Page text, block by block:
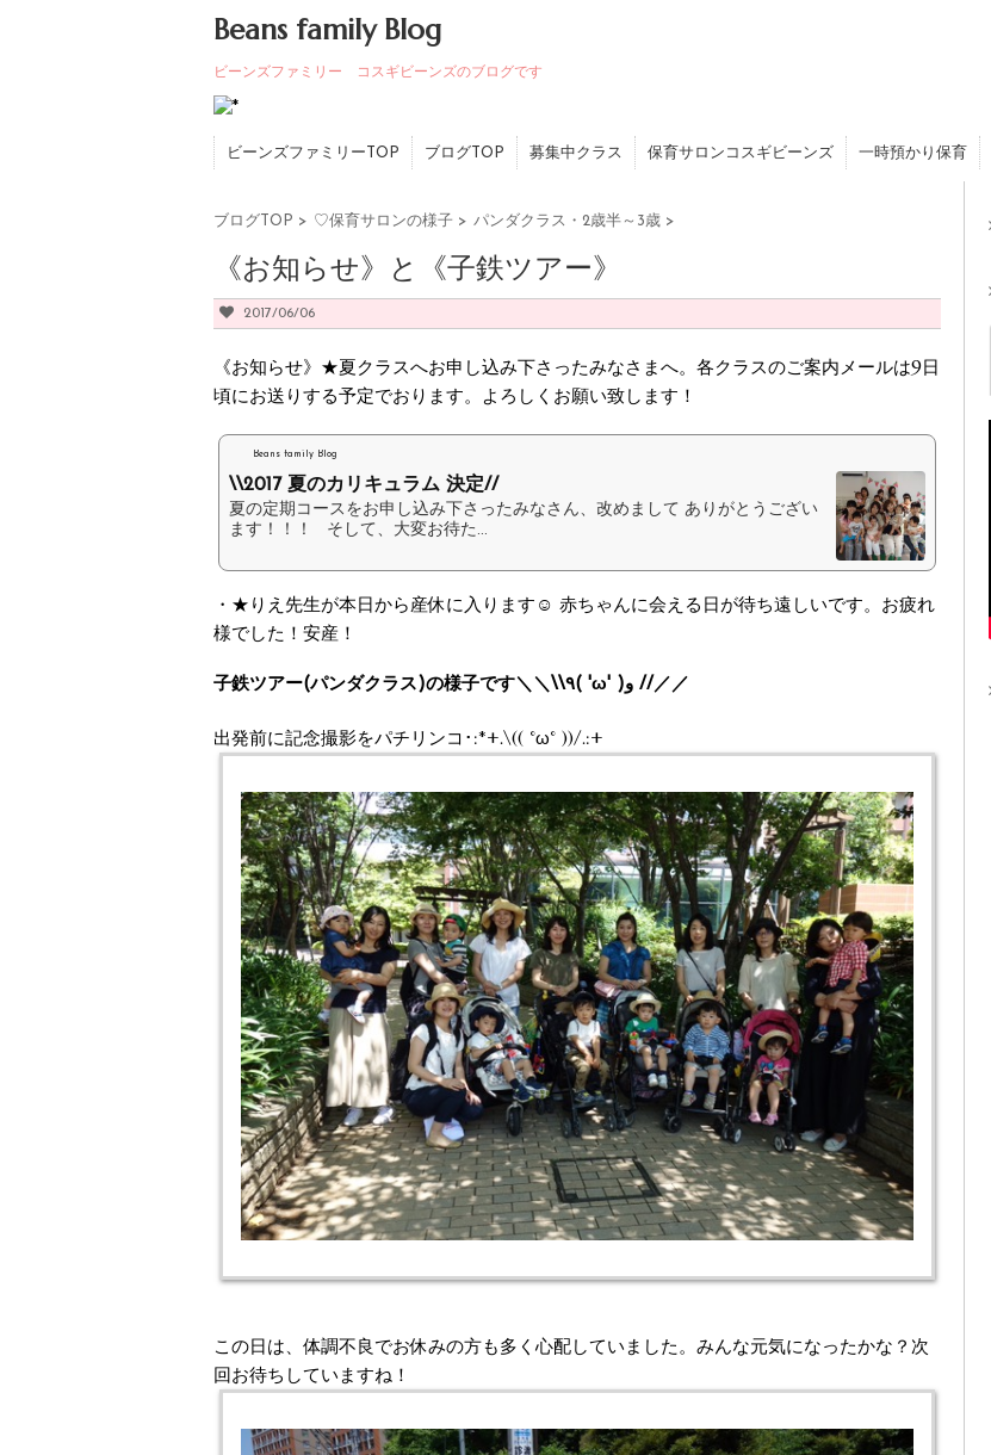
Beans family Blog
ビーンズファミリー コスギビーンズのブログです
ビーンズファミリーTOP ブログTOP 募集中クラス 保育サロンコスギビーンズ 一時預かり保育
ブログTOP > ♡保育サロンの様子 > パンダクラス・2歳半～3歳 >
《お知らせ》と《子鉄ツアー》
2017/06/06
《お知らせ》★夏クラスへお申し込み下さったみなさまへ。各クラスのご案内メールは9日
頃にお送りする予定でおります。よろしくお願い致します！
Beans family Blog
\\2017 夏のカリキュラム 決定//
夏の定期コースをお申し込み下さったみなさん、改めまして ありがとうござい
ます！！！ そして、大変お待た...
・★りえ先生が本日から産休に入ります☺︎ 赤ちゃんに会える日が待ち遠しいです。お疲れ
様でした！安産！
子鉄ツアー(パンダクラス)の様子です＼＼\\٩( 'ω' )و //／／
出発前に記念撮影をパチリンコ･:*+.\(( °ω° ))/.:+
この日は、体調不良でお休みの方も多く心配していました。みんな元気になったかな？次
回お待ちしていますね！